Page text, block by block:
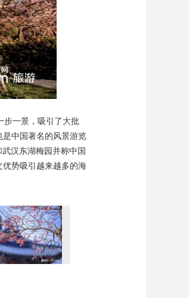
步一景，吸引了大批
中国著名的风景游览
汉东湖梅园并称中国
势吸引越来越多的海